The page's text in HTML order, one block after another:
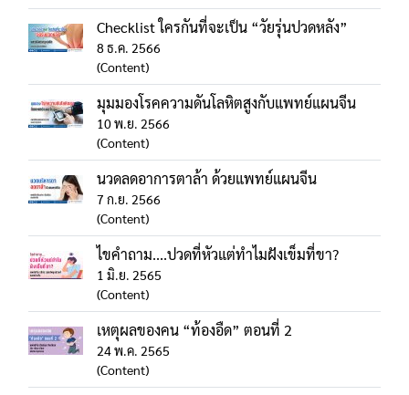
Checklist ใครกันที่จะเป็น “วัยรุ่นปวดหลัง”
8 ธ.ค. 2566
(Content)
มุมมองโรคความดันโลหิตสูงกับแพทย์แผนจีน
10 พ.ย. 2566
(Content)
นวดลดอาการตาล้า ด้วยแพทย์แผนจีน
7 ก.ย. 2566
(Content)
ไขคำถาม....ปวดที่หัวแต่ทำไมฝังเข็มที่ขา?
1 มิ.ย. 2565
(Content)
เหตุผลของคน “ท้องอืด” ตอนที่ 2
24 พ.ค. 2565
(Content)